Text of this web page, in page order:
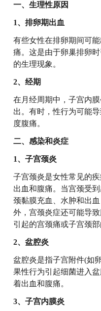
一、生理性原因
1、排卵期出血
有些女性在排卵期间可
痛。这是由于卵巢排卵
的生理现象。
2、经期
在月经周期中，子宫内
出。有时，性行为可能
度腹痛。
二、感染和炎症
1、子宫颈炎
子宫颈炎是女性常见的
出血和腹痛。当宫颈受
颈黏膜充血、水肿和出
外，宫颈炎症还可能导
引起的宫颈痛或子宫颈部
2、盆腔炎
盆腔炎是指子宫附件(如
果性行为引起细菌进入
着出血和腹痛。
3、子宫内膜炎